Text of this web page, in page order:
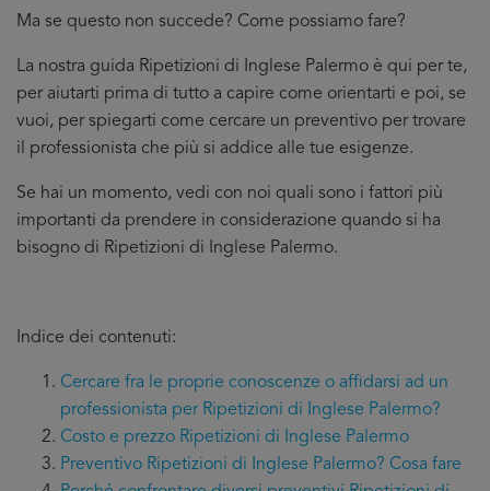
Ma se questo non succede? Come possiamo fare?
La nostra guida Ripetizioni di Inglese Palermo è qui per te,
per aiutarti prima di tutto a capire come orientarti e poi, se
vuoi, per spiegarti come cercare un preventivo per trovare
il professionista che più si addice alle tue esigenze.
Se hai un momento, vedi con noi quali sono i fattori più
importanti da prendere in considerazione quando si ha
bisogno di Ripetizioni di Inglese Palermo.
Indice dei contenuti:
Cercare fra le proprie conoscenze o affidarsi ad un
professionista per Ripetizioni di Inglese Palermo?
Costo e prezzo Ripetizioni di Inglese Palermo
Preventivo Ripetizioni di Inglese Palermo? Cosa fare